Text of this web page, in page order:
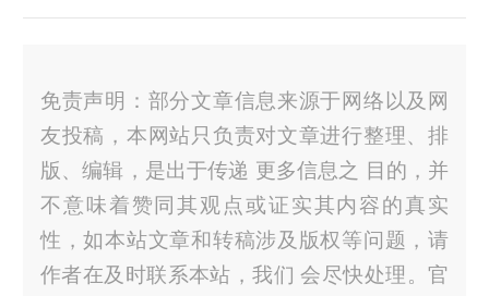
免责声明：部分文章信息来源于网络以及网
友投稿，本网站只负责对文章进行整理、排
版、编辑，是出于传递 更多信息之 目的，并
不意味着赞同其观点或证实其内容的真实
性，如本站文章和转稿涉及版权等问题，请
作者在及时联系本站，我们 会尽快处理。官